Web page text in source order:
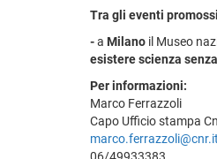
Tra gli eventi
-a Milano il Museo
esistere scienza
Per informazioni:
Marco Ferrazzoli
Capo Ufficio stampa
marco.ferrazzoli@cnr.it